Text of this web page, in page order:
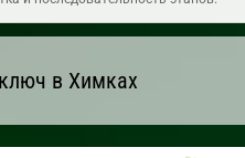
в Химках